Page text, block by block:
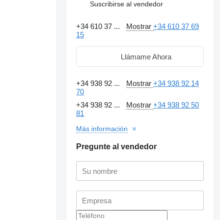
Suscribirse al vendedor
+34 610 37 ... Mostrar+34 610 37 69
15
Llámame Ahora
+34 938 92 ... Mostrar+34 938 92 14
70
+34 938 92 ...
Mostrar+34 938 92 50
81
Más información
Pregunte al vendedor